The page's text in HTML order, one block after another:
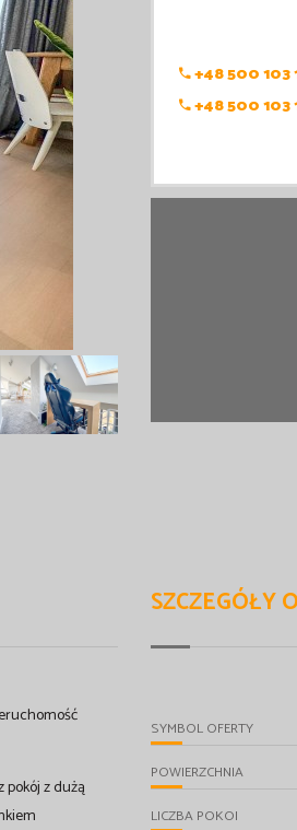
+48 500 103
+48 500 103
pokój z dużą
SZCZEGÓŁY
SYMBOL OFERTY
POWIERZCHNIA
LICZBA POKOI